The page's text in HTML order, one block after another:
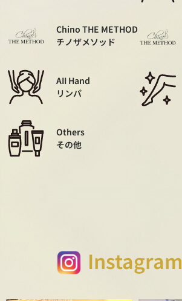
Chino THE METHOD
チノザメソッド
AII Hand
リンパ
Others
その他
Instagram